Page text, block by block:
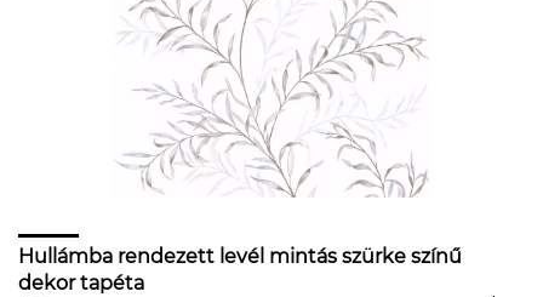
Hullámba rendezett levél mintás szürke színű
dekor tapéta